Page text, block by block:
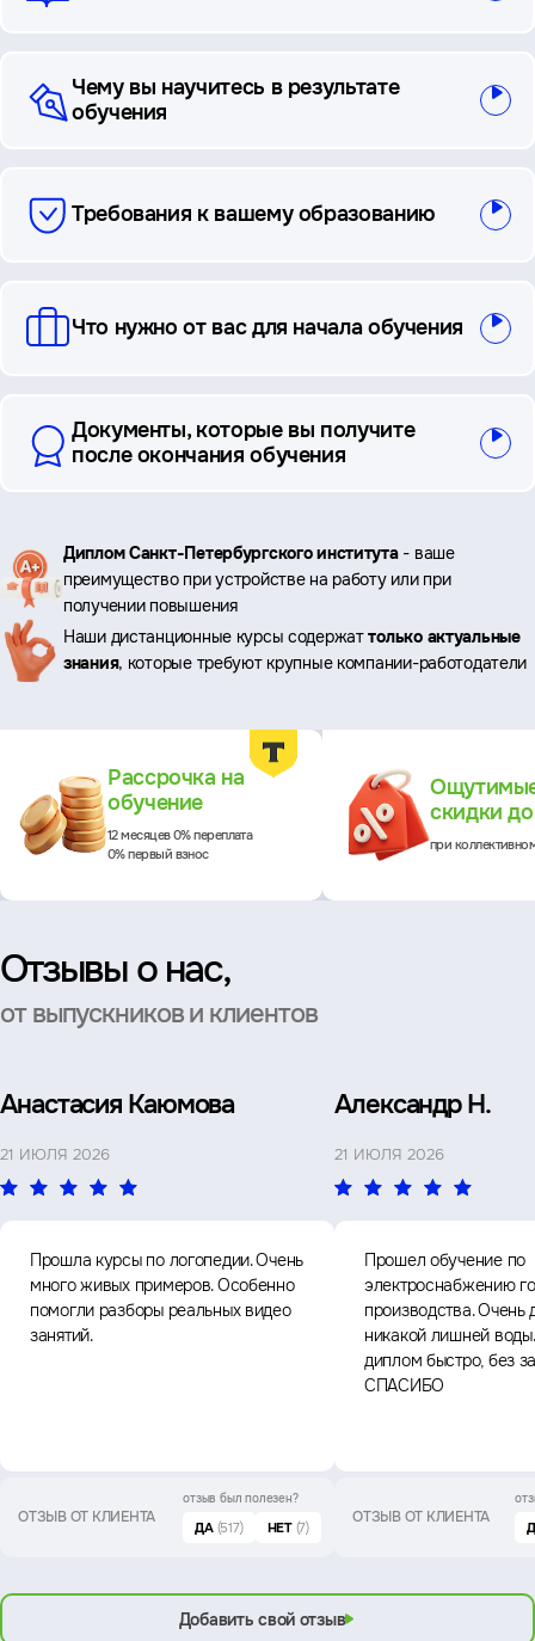
Чему вы научитесь в результате
обучения
Требования к вашему образованию
Что нужно от вас для начала обучения
Документы, которые вы получите
после окончания обучения
Ключевые
преимущества
Диплом Санкт-Петербургского института- ваше
преимущество при устройстве на работу или при
получении повышения
Наши дистанционные курсы содержаттолько актуальные
знания, которые требуют крупные компании-работодатели
Рассрочка на
обучение
12 месяцев 0% переплата
0% первый взнос
скидки
при
Отзывы о нас,
от выпускников и клиентов
Анастасия Каюмова
21 ИЮЛЯ 2026
Прошла курсы по логопедии. Очень
много живых примеров. Особенно
помогли разборы реальных видео
занятий.
ОТЗЫВ ОТ КЛИЕНТА
отзыв был полезен?
ДА (517) НЕТ (7)
Александр Н.
21 ИЮЛЯ 2026
Прошел обучение по
электроснабжению
производства. Очень
никакой лишней
диплом быстро, без
СПАСИБО
ОТЗЫВ ОТ КЛИЕНТА
Добавить свой отзыв